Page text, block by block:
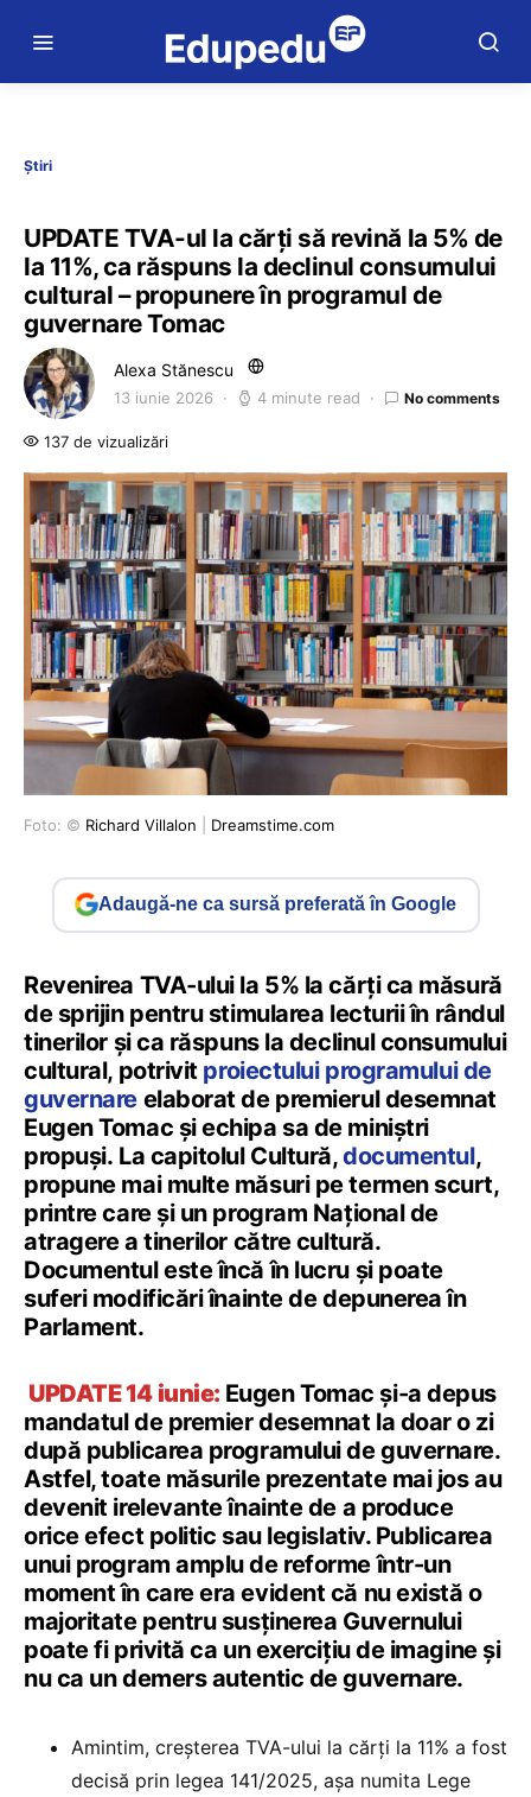
Știri
UPDATE TVA-ul la cărți să revină la 5% de
la 11%, ca răspuns la declinul consumului
cultural – propunere în programul de
guvernare Tomac
Alexa Stănescu
13 iunie 2026 4 minute read No comments
137 de vizualizări
Foto: © Richard Villalon Dreamstime.com
Adaugă-ne ca sursă preferată în Google
Revenirea TVA-ului la 5% la cărți ca măsură
de sprijin pentru stimularea lecturii în rândul
tinerilor și ca răspuns la declinul consumului
cultural, potrivit proiectului programului de
guvernareelaborat de premierul desemnat
Eugen Tomac și echipa sa de miniștri
propuși. La capitolul Cultură,documentul,
propune mai multe măsuri pe termen scurt,
printre care și un program Național de
atragere a tinerilor către cultură.
Documentul este încă în lucru și poate
suferi modificări înainte de depunerea în
Parlament.
UPDATE 14 iunie: Eugen Tomac și-a depus
mandatul de premier desemnat la doar o zi
după publicarea programului de guvernare.
Astfel, toate măsurile prezentate mai jos au
devenit irelevante înainte de a produce
orice efect politic sau legislativ. Publicarea
unui program amplu de reforme într-un
moment în care era evident că nu există o
majoritate pentru susținerea Guvernului
poate fi privită ca un exercițiu de imagine și
nu ca un demers autentic de guvernare.
Amintim, creșterea TVA-ului la cărți la 11% a fost
decisă prin legea 141/2025, așa numita Lege